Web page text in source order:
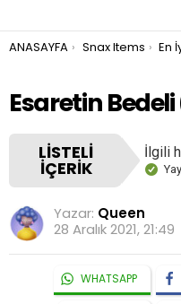
You are here:
ANASAYFA Snax Items En İyi
Esaretin
LISTELI
İÇERIK
İlgili
Yazar: Queen
28 Aralık 2021, 21:49
WHATSAPP